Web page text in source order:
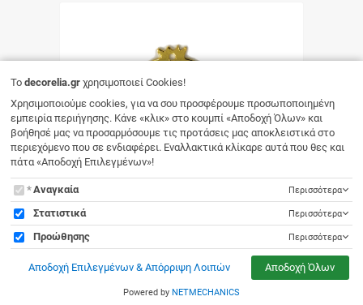
ΟΕΜ
3.40€
To decorelia.gr χρησιμοποιεί Cookies!
Χρησιμοποιούμε cookies, για να σου προσφέρουμε προσωποποιημένη
εμπειρία περιήγησης. Κάνε «κλικ» στο κουμπί «Αποδοχή Όλων» και
βοήθησέ μας να προσαρμόσουμε τις προτάσεις μας αποκλειστικά στο
περιεχόμενο που σε ενδιαφέρει. Εναλλακτικά κλίκαρε αυτά που θες και
πάτα «Αποδοχή Επιλεγμένων»!
To
decorelia.gr
χρησιμοποιεί
Cookies!
Αναγκαία Περισσότερα
Στατιστικά Περισσότερα
Προώθησης Περισσότερα
Αποδοχή Επιλεγμένων & Απόρριψη Λοιπών Αποδοχή Όλων
Powered by NETMECHANICS